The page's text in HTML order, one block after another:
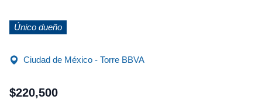
Único dueño
Ciudad de México - Torre BBVA
$220,500